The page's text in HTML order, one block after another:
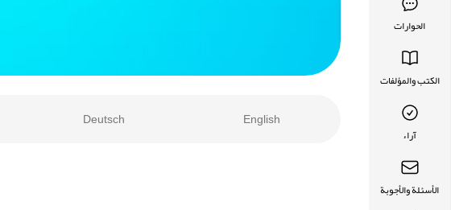
الحوارات
الكتب والمؤلفات
آراء
الأسئلة والأجوبة
English
Deutsch